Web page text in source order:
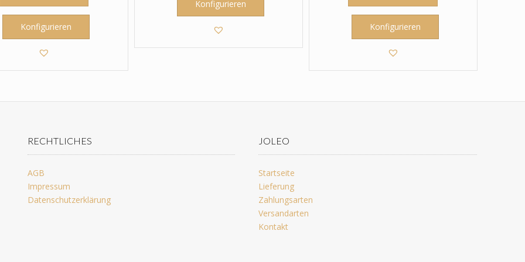
Konfigurieren
Konfigurieren
Konfigurieren
RECHTLICHES
AGB
Impressum
Datenschutzerklärung
JOLEO
Startseite
Lieferung
Zahlungsarten
Versandarten
Kontakt